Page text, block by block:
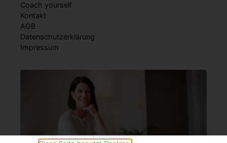
Coach yourself
Kontakt
AGB
Datenschutzerklärung
Impressum